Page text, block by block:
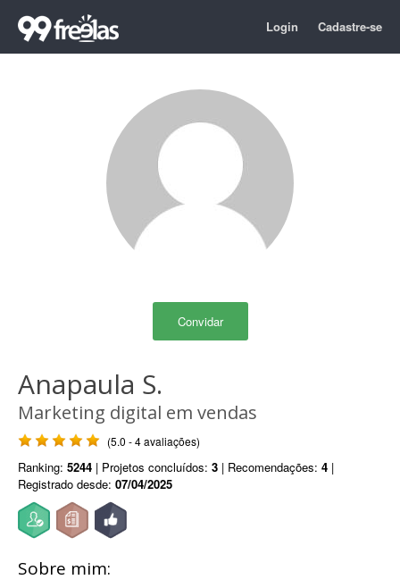
Login Cadastre-se
Convidar
Anapaula S.
Marketing digital em vendas
(5.0 - 4 avaliações)
Ranking: 5244 | Projetos concluídos: 3 | Recomendações: 4 |
Registrado desde: 07/04/2025
Sobre mim: